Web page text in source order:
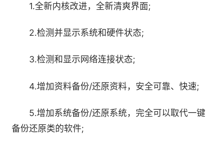
3、选好以后，点击【下载系统】就可进入系统镜
1.全新内核改进，全新清爽界面;
2.检测并显示系统和硬件状态;
3.检测和显示网络连接状态;
4.增加资料备份/还原资料，安全可靠、快速;
5.增加系统备份/还原系统，完全可以取代一键
备份还原类的软件;